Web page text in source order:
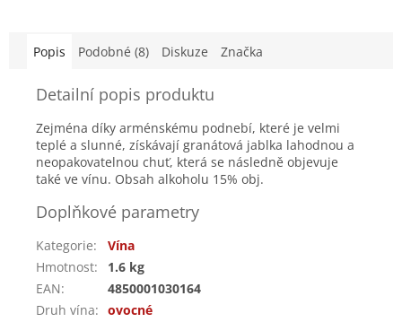
Popis Podobné (8) Diskuze Značka
Detailní popis produktu
Zejména díky arménskému podnebí, které je velmi
teplé a slunné, získávají granátová jablka lahodnou a
neopakovatelnou chuť, která se následně objevuje
také ve vínu. Obsah alkoholu 15% obj.
Doplňkové parametry
Kategorie:
Vína
Hmotnost:
1.6 kg
EAN:
4850001030164
Druh vína: ovocné